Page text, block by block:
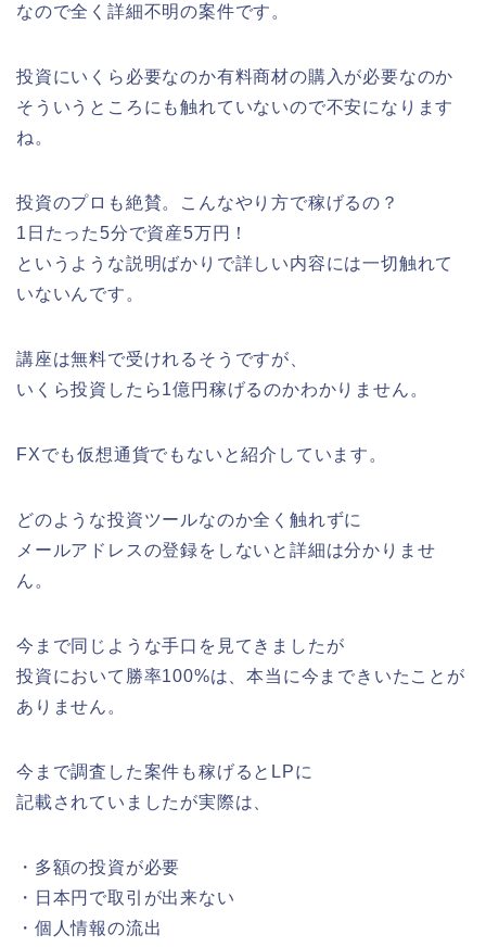
なので全く詳細不明の案件です。
投資にいくら必要なのか有料商材の購入が必要なのか
そういうところにも触れていないので不安になります
ね。
投資のプロも絶賛。こんなやり方で稼げるの？
1日たった5分で資産5万円！
というような説明ばかりで詳しい内容には一切触れて
いないんです。
講座は無料で受けれるそうですが、
いくら投資したら1億円稼げるのかわかりません。
FXでも仮想通貨でもないと紹介しています。
どのような投資ツールなのか全く触れずに
メールアドレスの登録をしないと詳細は分かりませ
ん。
今まで同じような手口を見てきましたが
投資において勝率100%は、本当に今まできいたことが
ありません。
今まで調査した案件も稼げるとLPに
記載されていましたが実際は、
・多額の投資が必要
・日本円で取引が出来ない
・個人情報の流出